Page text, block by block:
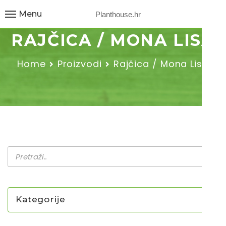
Planthouse.hr
Menu
RAJČICA / MONA LISA
Home Proizvodi Rajčica / Mona Lisa
Kategorije